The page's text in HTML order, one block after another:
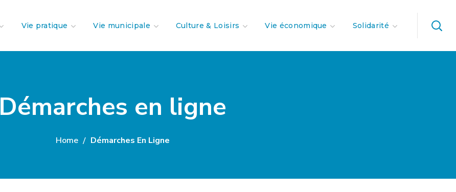
Vie pratique Vie municipale Culture & Loisirs Vie économique Solidarité
Démarches en ligne
Home Démarches En Ligne